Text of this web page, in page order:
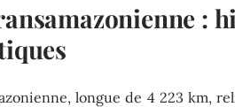
:
longue de 4 223 km,